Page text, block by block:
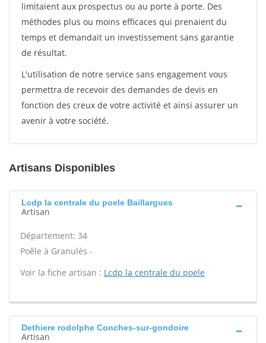
limitaient aux prospectus ou au porte à porte. Des
méthodes plus ou moins efficaces qui prenaient du
temps et demandait un investissement sans garantie
de résultat.
L'utilisation de notre service sans engagement vous
permettra de recevoir des demandes de devis en
fonction des creux de votre activité et ainsi assurer un
avenir à votre société.
Artisans Disponibles
Lcdp la centrale du poele Baillargues
Artisan
Département: 34
Poêle à Granulés -
Voir la fiche artisan : Lcdp la centrale du poele
Dethiere rodolphe Conches-sur-gondoire
Artisan